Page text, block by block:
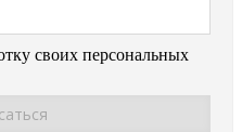
своих персональных